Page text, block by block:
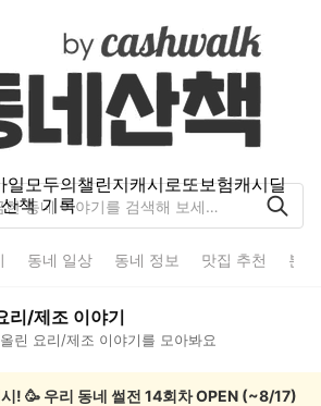
일모두의챌린지캐시로또보험캐시딜
산책 기록
동네 일상 동네 정보 맛집 추천 분
리/제조 이야기
린 요리/제조 이야기를 모아봐요
! 🥳 우리 동네 썰전 14회차 OPEN (~8/17)